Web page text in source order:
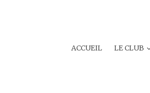
ACCUEIL LE CLUB